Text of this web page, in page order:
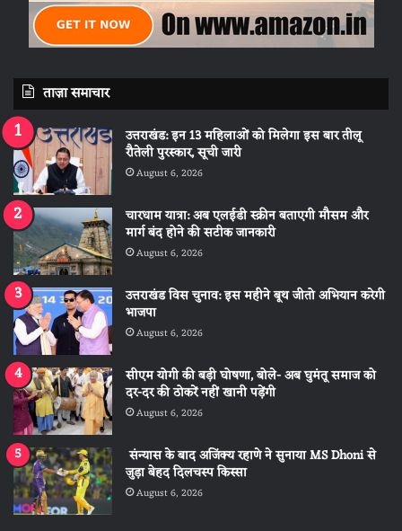
ताज़ा समाचार
उत्तराखंड: इन 13 महिलाओं को मिलेगा इस बार तीलू
रौतेली पुरस्कार, सूची जारी
August 6, 2026
चारधाम यात्रा: अब एलईडी स्क्रीन बताएगी मौसम और
मार्ग बंद होने की सटीक जानकारी
August 6, 2026
उत्तराखंड विस चुनाव: इस महीने बूथ जीतो अभियान करेगी
भाजपा
August 6, 2026
सीएम योगी की बड़ी घोषणा, बोले- अब घुमंतू समाज को
दर-दर की ठोकरें नहीं खानी पड़ेंगी
August 6, 2026
संन्यास के बाद अजिंक्‍य रहाणे ने सुनाया MS Dhoni से
जुड़ा बेहद दिलचस्प किस्सा
August 6, 2026